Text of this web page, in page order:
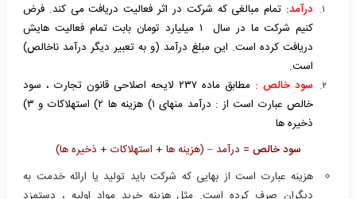
درآمد: تمام مبالغی که شرکت در اثر فعالیت دریافت می کند. فرض
کنیم شرکت ما در سال ۱ میلیارد تومان بابت تمام فعالیت هایش
دریافت کرده است. این مبلغ درآمد (و به تعبیر دیگر درآمد ناخالص)
است.
سود خالص :
مطابق ماده ۲۳۷ لایحه اصلاحی قانون تجارت ، سود
خالص عبارت است از : درآمد منهای ۱) هزینه ها ۲) استهلاکات و ۳)
ذخیره ها
سود خالص = درآمد – (هزینه ها + استهلاکات + ذخیره ها)
هزینه عبارت است از بهایی که شرکت باید تولید یا ارائه خدمت به